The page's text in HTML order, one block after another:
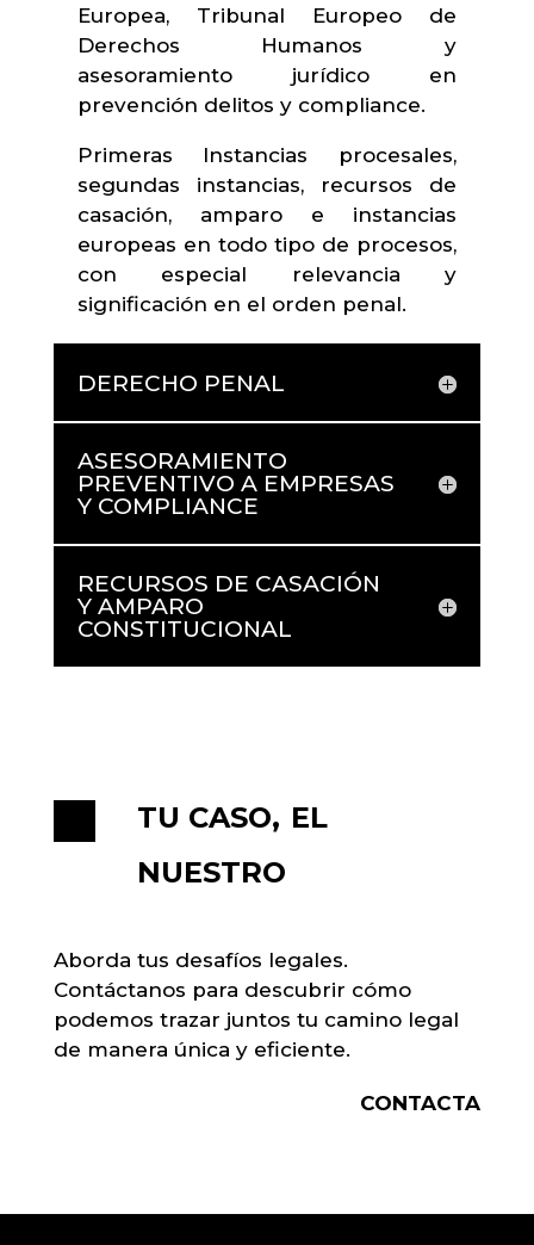
Europea, Tribunal Europeo de
Derechos Humanos y
asesoramiento jurídico en
prevención delitos y compliance.
Primeras Instancias procesales,
segundas instancias, recursos de
casación, amparo e instancias
europeas en todo tipo de procesos,
con especial relevancia y
significación en el orden penal.
DERECHO PENAL
ASESORAMIENTO
PREVENTIVO A EMPRESAS
Y COMPLIANCE
RECURSOS DE CASACIÓN
Y AMPARO
CONSTITUCIONAL
TU CASO, EL
NUESTRO
Aborda tus desafíos legales.
Contáctanos para descubrir cómo
podemos trazar juntos tu camino legal
de manera única y eficiente.
CONTACTA